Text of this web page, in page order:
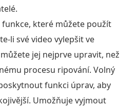
které můžete použít
li své video vylepšit ve
jej nejprve upravit, než
procesu ripování. Volný
funkci úprav, aby
Umožňuje vyjmout